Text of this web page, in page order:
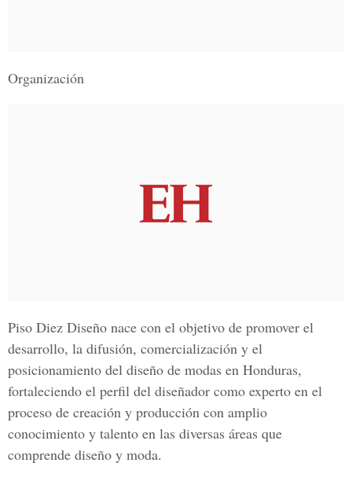
Organización
Piso Diez Diseño nace con el objetivo de promover el
desarrollo, la difusión, comercialización y el
posicionamiento del diseño de modas en Honduras,
fortaleciendo el perfil del diseñador como experto en el
proceso de creación y producción con amplio
conocimiento y talento en las diversas áreas que
comprende diseño y moda.